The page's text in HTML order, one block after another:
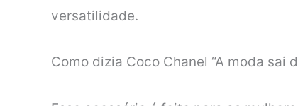
versatilidade.
Como dizia Coco Chanel “A moda sai